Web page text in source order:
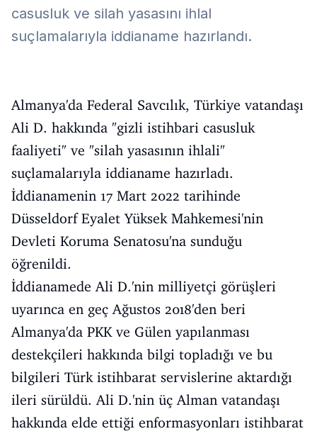
casusluk ve silah yasasını ihlal
suçlamalarıyla iddianame hazırlandı.
Almanya'da Federal Savcılık, Türkiye vatandaşı
Ali D. hakkında "gizli istihbari casusluk
faaliyeti" ve "silah yasasının ihlali"
suçlamalarıyla iddianame hazırladı.
İddianamenin 17 Mart 2022 tarihinde
Düsseldorf Eyalet Yüksek Mahkemesi'nin
Devleti Koruma Senatosu'na sunduğu
öğrenildi.
İddianamede Ali D.'nin milliyetçi görüşleri
uyarınca en geç Ağustos 2018'den beri
Almanya'da PKK ve Gülen yapılanması
destekçileri hakkında bilgi topladığı ve bu
bilgileri Türk istihbarat servislerine aktardığı
ileri sürüldü. Ali D.'nin üç Alman vatandaşı
hakkında elde ettiği enformasyonları istihbarat